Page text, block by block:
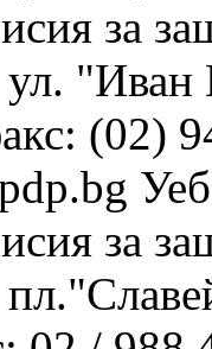
за
"Иван
(02)
за